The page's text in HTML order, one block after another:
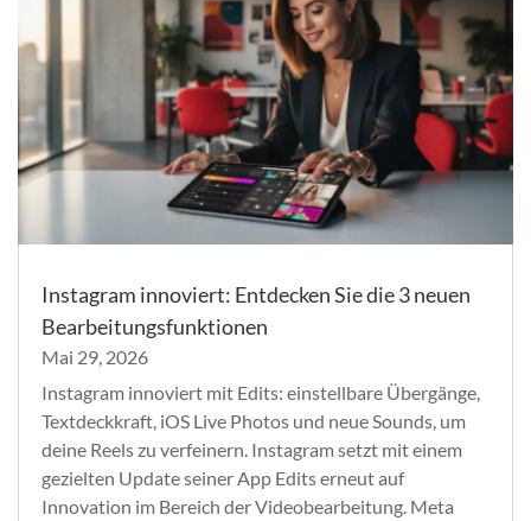
Instagram innoviert: Entdecken Sie die 3 neuen
Bearbeitungsfunktionen
Mai 29, 2026
Instagram innoviert mit Edits: einstellbare Übergänge,
Textdeckkraft, iOS Live Photos und neue Sounds, um
deine Reels zu verfeinern. Instagram setzt mit einem
gezielten Update seiner App Edits erneut auf
Innovation im Bereich der Videobearbeitung. Meta